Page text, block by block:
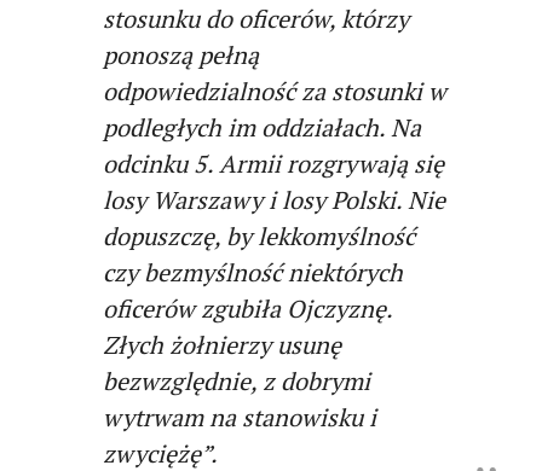
stosunku do oficerów, którzy
ponoszą pełną
odpowiedzialność za stosunki w
podległych im oddziałach. Na
odcinku 5. Armii rozgrywają się
losy Warszawy i losy Polski. Nie
dopuszczę, by lekkomyślność
czy bezmyślność niektórych
oficerów zgubiła Ojczyznę.
Złych żołnierzy usunę
bezwzględnie, z dobrymi
wytrwam na stanowisku i
zwyciężę”.